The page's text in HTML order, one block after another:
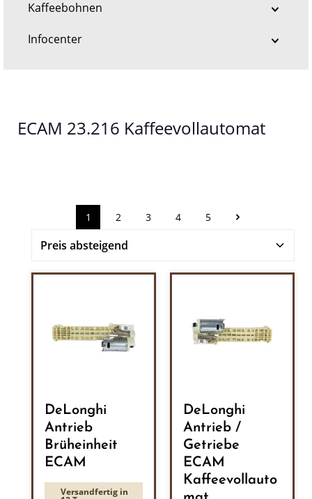
Kaffeebohnen
Infocenter
ECAM 23.216 Kaffeevollautomat
Seite
1 Seite
2 Seite
3 Seite
4 Seite
5
DeLonghi
Antrieb
Brüheinheit
ECAM
Versandfertig in
DeLonghi
Antrieb /
Getriebe
ECAM
Kaffeevollauto